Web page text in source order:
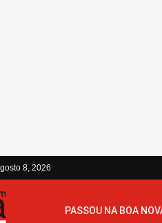
8, 2026
PASSOU NA BOA